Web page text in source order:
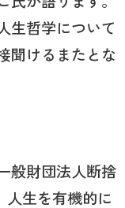
生哲学について
聞けるまたとな
般財団法人断捨
生を有機的に